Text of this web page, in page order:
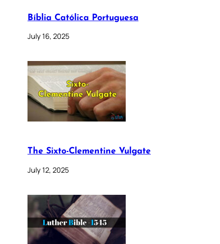
Bíblia Católica Portuguesa
July 16, 2025
The Sixto-Clementine Vulgate
July 12, 2025